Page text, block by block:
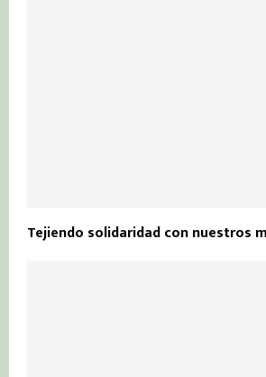
Tejiendo solidaridad con nuestros